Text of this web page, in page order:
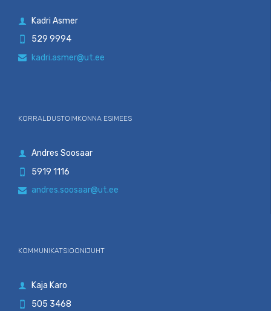
 Kadri Asmer
529 9994
 kadri.asmer@ut.ee
KORRALDUSTOIMKONNA ESIMEES
 Andres Soosaar
 5919 1116
 andres.soosaar@ut.ee
KOMMUNIKATSIOONIJUHT
 Kaja Karo
505 3468